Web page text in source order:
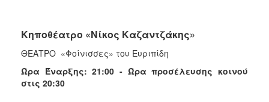
Κηποθέατρο «Νίκος Καζαντζάκης»
ΘΕΑΤΡΟ «Φοίνισσες» του Ευριπίδη
Ώρα Έναρξης: 21:00 - Ώρα προσέλευσης κοινού
στις 20:30